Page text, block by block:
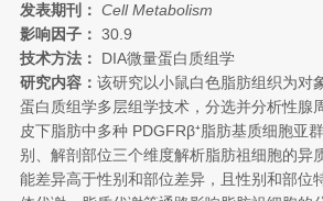
发表期刊： Cell Metabolism
影响因子： 30.9
技术方法：
DIA微量蛋白质组学
研究内容： 该研究以小鼠白色脂肪组织为对
蛋白质组学多层组学技术，分选并分析性腺
皮下脂肪中多种 PDGFRβ⁺脂肪基质细胞亚
别、解剖部位三个维度解析脂肪祖细胞的异
能差异高于性别和部位差异，且性别和部位